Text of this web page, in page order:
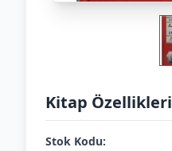
Kitap Özellikleri
Stok Kodu: